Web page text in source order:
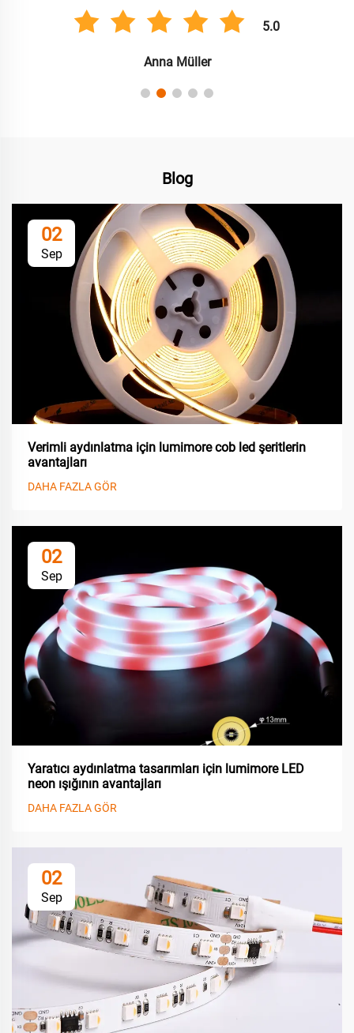
5.0
Anna Müller
Blog
02
Sep
Verimli aydınlatma için lumimore cob led şeritlerin
avantajları
DAHA FAZLA GÖR
02
Sep
Yaratıcı aydınlatma tasarımları için lumimore LED
neon ışığının avantajları
DAHA FAZLA GÖR
02
Sep